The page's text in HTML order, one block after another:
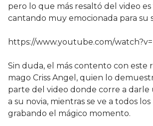
pero lo que más resaltó del video
cantando muy emocionada para su
https://www.youtube.com/
Sin duda, el más contento con este
mago Criss Angel, quien lo
parte del video donde corre a darle
a su novia, mientras se ve a todos
grabando el mágico momento.